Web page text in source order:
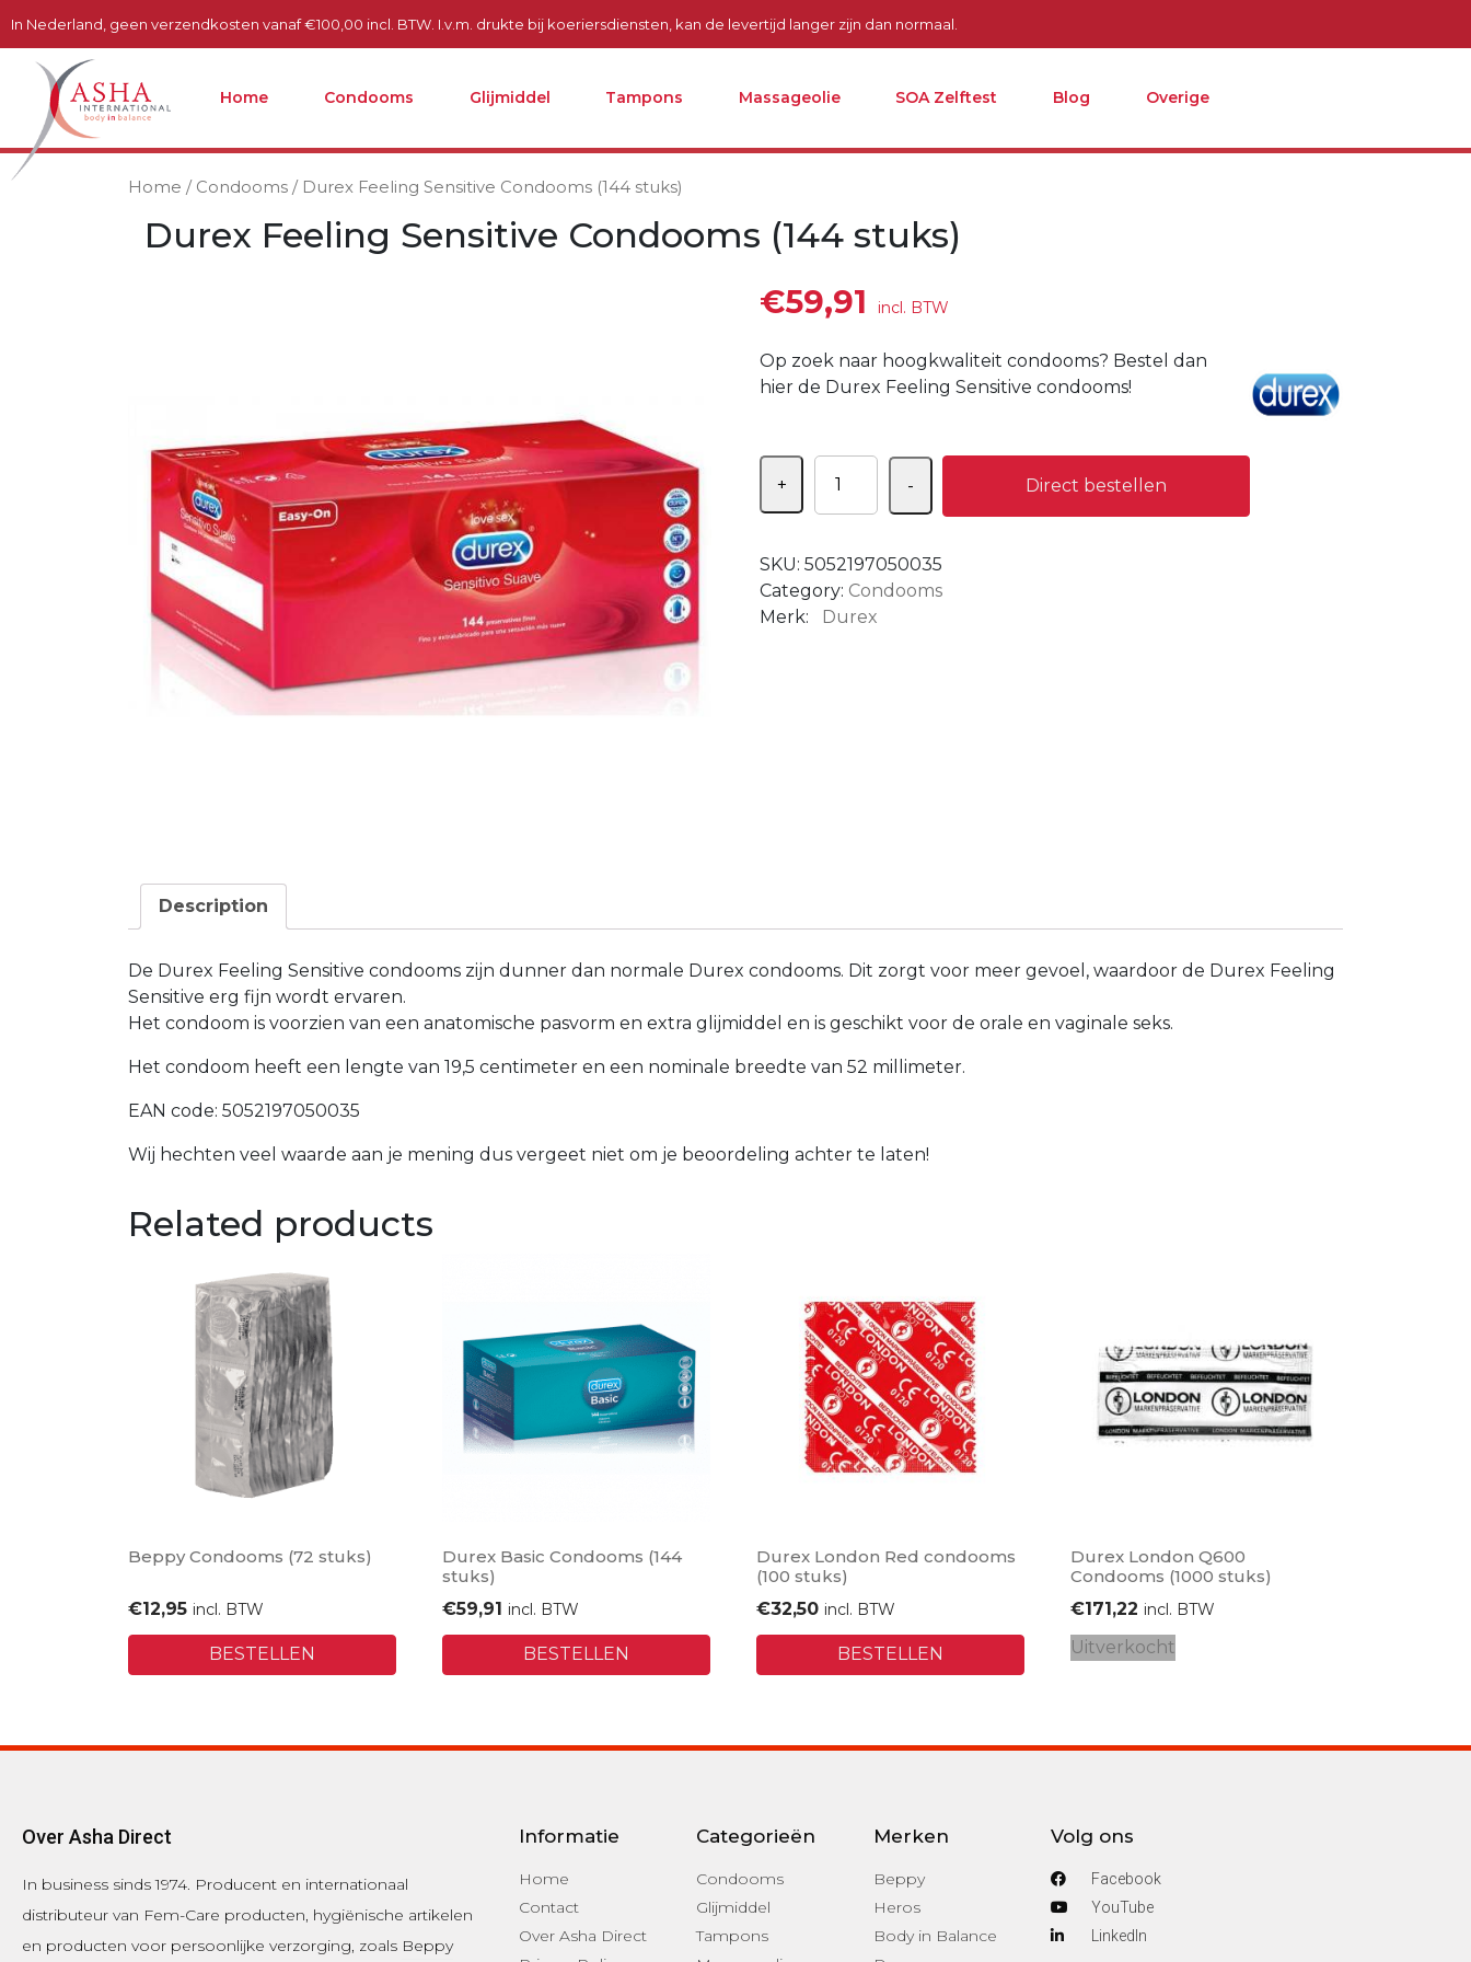
In Nederland, geen verzendkosten vanaf €100,00 incl. BTW. I.v.m. drukte bij koeriersdiensten, kan de levertijd langer zijn dan normaal.
Home Condooms Glijmiddel Tampons Massageolie SOA Zelftest Blog Overige
Home / Condooms / Durex Feeling Sensitive Condooms (144 stuks)
Durex Feeling Sensitive Condooms (144 stuks)
€59,91 incl. BTW
Op zoek naar hoogkwaliteit condooms? Bestel dan
hier de Durex Feeling Sensitive condooms!
+
-
Direct bestellen
SKU:5052197050035
Category: Condooms
Merk:
Durex
Description
De Durex Feeling Sensitive condooms zijn dunner dan normale Durex condooms. Dit zorgt voor meer gevoel, waardoor de Durex Feeling
Sensitive erg fijn wordt ervaren.
Het condoom is voorzien van een anatomische pasvorm en extra glijmiddel en is geschikt voor de orale en vaginale seks.
Het condoom heeft een lengte van 19,5 centimeter en een nominale breedte van 52 millimeter.
EAN code: 5052197050035
Wij hechten veel waarde aan je mening dus vergeet niet om je beoordeling achter te laten!
Related products
Beppy Condooms (72 stuks)
€12,95 incl. BTW
BESTELLEN
Durex Basic Condooms (144
stuks)
€59,91 incl. BTW
BESTELLEN
Durex London Red condooms
(100 stuks)
€32,50 incl. BTW
BESTELLEN
Durex London Q600
Condooms (1000 stuks)
€171,22 incl. BTW
Uitverkocht
Over Asha Direct
In business sinds 1974. Producent en internationaal
distributeur van Fem-Care producten, hygiënische artikelen
en producten voor persoonlijke verzorging, zoals Beppy
Informatie
Home
Contact
Over Asha Direct
Categorieën
Condooms
Glijmiddel
Tampons
Merken
Beppy
Heros
Body in Balance
Volg ons
Facebook
YouTube
Linkedln